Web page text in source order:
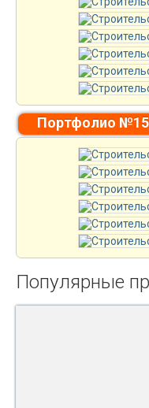
Портфолио №15
Популярные